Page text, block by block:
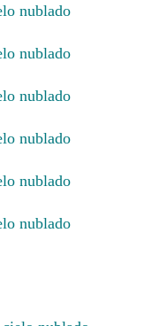
nublado
nublado
nublado
nublado
nublado
nublado